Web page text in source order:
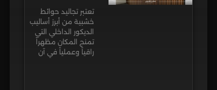
تعتبر تجاليد حوائط
خشبية من أبرز أساليب
الديكور الداخلي التي
تمنح المكان مظهراً
راقياً وعملياً في آن